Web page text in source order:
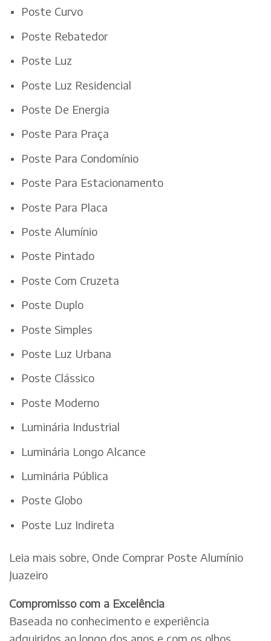
Poste Curvo
Poste Rebatedor
Poste Luz
Poste Luz Residencial
Poste De Energia
Poste Para Praça
Poste Para Condomínio
Poste Para Estacionamento
Poste Para Placa
Poste Alumínio
Poste Pintado
Poste Com Cruzeta
Poste Duplo
Poste Simples
Poste Luz Urbana
Poste Clássico
Poste Moderno
Luminária Industrial
Luminária Longo Alcance
Luminária Pública
Poste Globo
Poste Luz Indireta
Leia mais sobre, Onde Comprar Poste Alumínio
Juazeiro
Compromisso com a Excelência
Baseada no conhecimento e experiência